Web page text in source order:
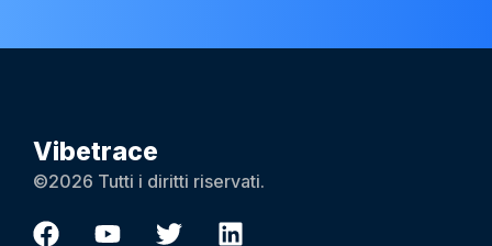
Vibetrace
©2026 Tutti i diritti riservati.